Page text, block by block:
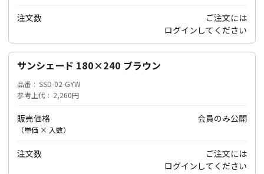
注文数
ご注文には
ログイン してください
サンシェード 180×240 ブラウン
品番
SSD-02-GYW
参考上代
2,260円
販売価格
（単価 × 入数）
会員のみ公開
注文数
ご注文には
ログイン してください